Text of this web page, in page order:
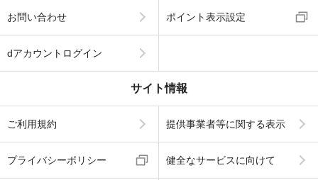
お問い合わせ ポイント表示設定
dアカウントログイン
サイト情報
ご利用規約 提供事業者等に関する表示
プライバシーポリシー 健全なサービスに向けて